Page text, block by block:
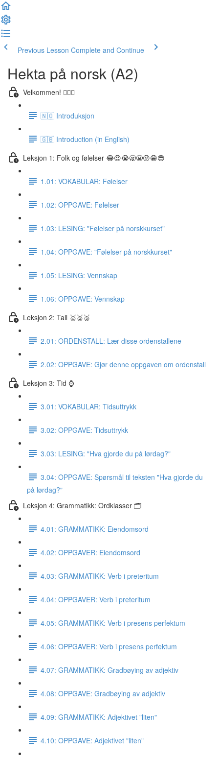
Previous Lesson Complete and Continue
Hekta på norsk (A2)
Velkommen! 🙋🏼‍♂️
🇳🇴 Introduksjon
🇬🇧 Introduction (in English)
Leksjon 1: Folk og følelser 😂😍😭🥱😬😜😁😎
1.01: VOKABULAR: Følelser
1.02: OPPGAVE: Følelser
1.03: LESING: "Følelser på norskkurset"
1.04: OPPGAVE: "Følelser på norskkurset"
1.05: LESING: Vennskap
1.06: OPPGAVE: Vennskap
Leksjon 2: Tall 🥇🥈🥉
2.01: ORDENSTALL: Lær disse ordenstallene
2.02: OPPGAVE: Gjør denne oppgaven om ordenstall
Leksjon 3: Tid ⌚️
3.01: VOKABULAR: Tidsuttrykk
3.02: OPPGAVE: Tidsuttrykk
3.03: LESING: "Hva gjorde du på lørdag?"
3.04: OPPGAVE: Spørsmål til teksten "Hva gjorde du
på lørdag?"
Leksjon 4: Grammatikk: Ordklasser 🗂
4.01: GRAMMATIKK: Eiendomsord
4.02: OPPGAVER: Eiendomsord
4.03: GRAMMATIKK: Verb i preteritum
4.04: OPPGAVER: Verb i preteritum
4.05: GRAMMATIKK: Verb i presens perfektum
4.06: OPPGAVER: Verb i presens perfektum
4.07: GRAMMATIKK: Gradbøying av adjektiv
4.08: OPPGAVE: Gradbøying av adjektiv
4.09: GRAMMATIKK: Adjektivet "liten"
4.10: OPPGAVE: Adjektivet "liten"